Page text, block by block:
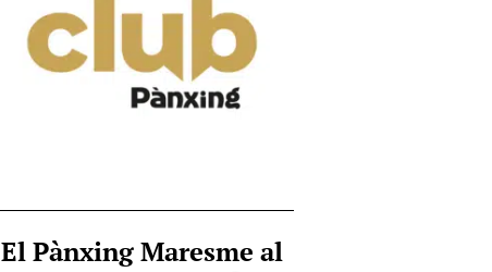
El Pànxing Maresme al